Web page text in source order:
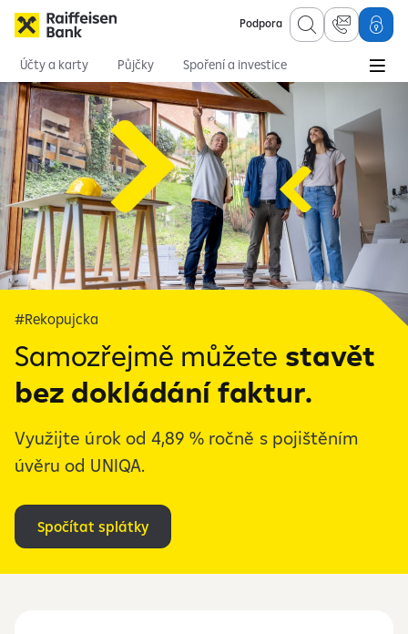
Podpora
Účty a karty Půjčky
Spoření a investice
Hypotéky
Online služby
Pojištění
Osobní finance
Hypotéky Nabídka hypoték
#Rekopujcka
Samozřejmě můžete stavět
bez dokládání faktur.
Využijte úrok od 4,89 % ročně s pojištěním
úvěru od UNIQA.
Spočítat splátky